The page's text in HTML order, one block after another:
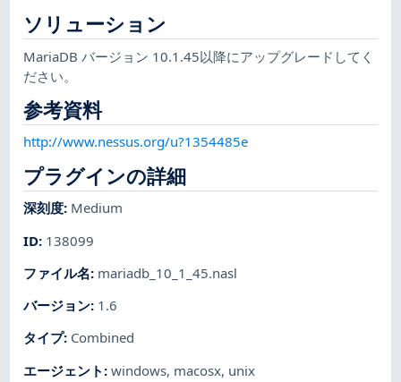
ソリューション
MariaDB バージョン 10.1.45以降にアップグレードしてく
ださい。
参考資料
http://www.nessus.org/u?1354485e
プラグインの詳細
深刻度: Medium
ID: 138099
ファイル名: mariadb_10_1_45.nasl
バージョン: 1.6
タイプ: Combined
エージェント :windows, macosx, unix